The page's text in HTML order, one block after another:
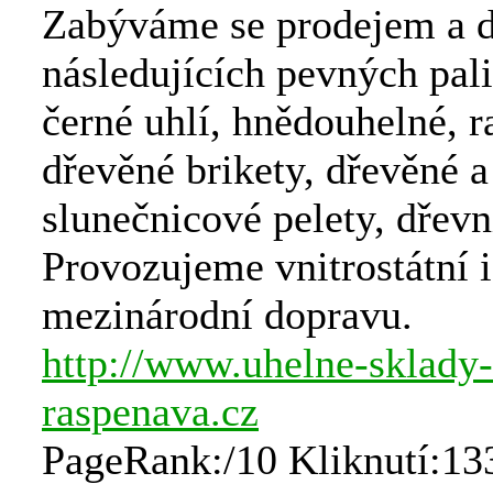
Zabýváme se prodejem a
následujících pevných
černé uhlí, hnědouhelné,
dřevěné brikety, dřevěné a
slunečnicové pelety,
Provozujeme vnitrostátní i
mezinárodní dopravu.
http://www.uhelne-sklady-
raspenava.cz
PageRank:/10